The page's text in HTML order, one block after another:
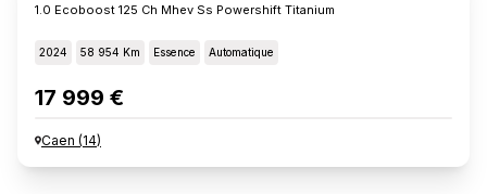
1.0 Ecoboost 125 Ch Mhev Ss Powershift Titanium
2024 58 954 Km Essence Automatique
17 999 €
Caen (14)